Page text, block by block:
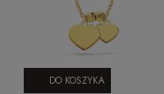
DO KOSZYKA